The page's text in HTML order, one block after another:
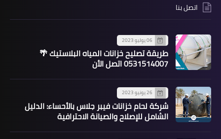
اتصل بنا
06 يوليو 2023
طريقة تصليح خزانات المياه البلاستيك 🌴
0531514007 اتصل الأن
26 يونيو 2023
شركة لحام خزانات فيبر جلاس بالأحساء: الدليل
الشامل للإصلاح والصيانة الاحترافية